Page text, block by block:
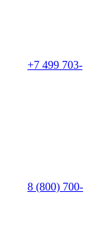
+7 499 703-
8 (800) 700-